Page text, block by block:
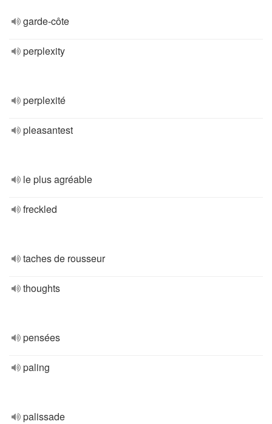
garde-côte
perplexity
perplexité
pleasantest
le plus agréable
freckled
taches de rousseur
thoughts
pensées
paling
palissade